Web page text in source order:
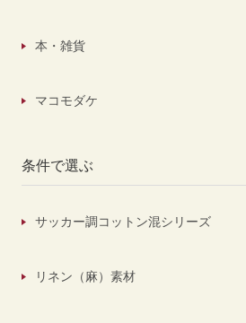
本・雑貨
マコモダケ
条件で選ぶ
サッカー調コットン混シリーズ
リネン（麻）素材